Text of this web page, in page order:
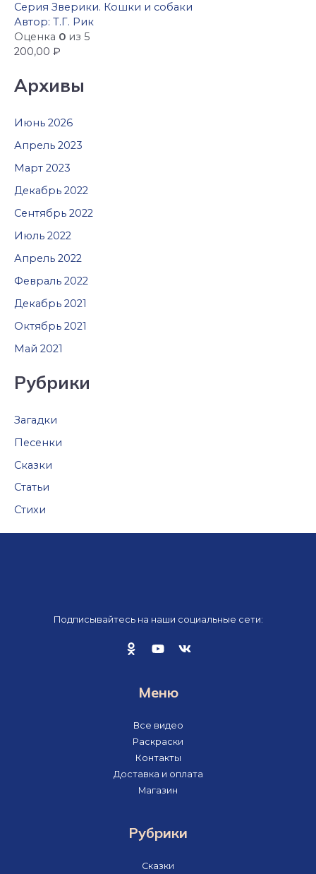
Серия Зверики. Кошки и собаки
Автор: Т.Г. Рик
Оценка 0 из 5
200,00 ₽
Архивы
Июнь 2026
Апрель 2023
Март 2023
Декабрь 2022
Сентябрь 2022
Июль 2022
Апрель 2022
Февраль 2022
Декабрь 2021
Октябрь 2021
Май 2021
Рубрики
Загадки
Песенки
Сказки
Статьи
Стихи
Подписывайтесь на наши социальные сети:
Меню
Все видео
Раскраски
Контакты
Доставка и оплата
Магазин
Рубрики
Сказки